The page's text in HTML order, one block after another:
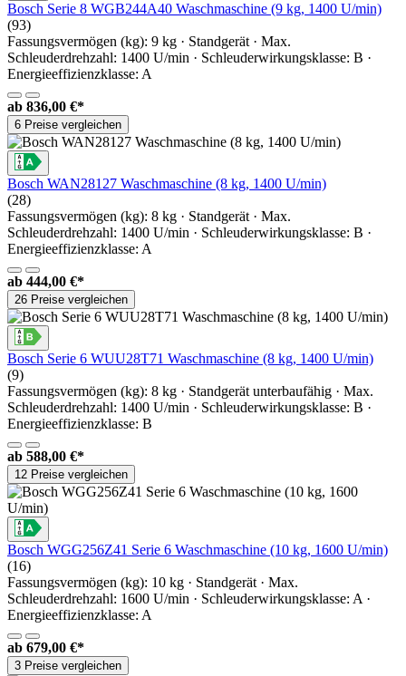
Bosch Serie 8 WGB244A40 Waschmaschine (9 kg, 1400 U/min)
(93)
Fassungsvermögen (kg): 9 kg · Standgerät · Max.
Schleuderdrehzahl: 1400 U/min · Schleuderwirkungsklasse: B ·
Energieeffizienzklasse: A
ab 836,00 €*
6 Preise vergleichen
Bosch WAN28127 Waschmaschine (8 kg, 1400 U/min)
(28)
Fassungsvermögen (kg): 8 kg · Standgerät · Max.
Schleuderdrehzahl: 1400 U/min · Schleuderwirkungsklasse: B ·
Energieeffizienzklasse: A
ab 444,00 €*
26 Preise vergleichen
Bosch Serie 6 WUU28T71 Waschmaschine (8 kg, 1400 U/min)
(9)
Fassungsvermögen (kg): 8 kg · Standgerät unterbaufähig · Max.
Schleuderdrehzahl: 1400 U/min · Schleuderwirkungsklasse: B ·
Energieeffizienzklasse: B
ab 588,00 €*
12 Preise vergleichen
Bosch WGG256Z41 Serie 6 Waschmaschine (10 kg, 1600 U/min)
(16)
Fassungsvermögen (kg): 10 kg · Standgerät · Max.
Schleuderdrehzahl: 1600 U/min · Schleuderwirkungsklasse: A ·
Energieeffizienzklasse: A
ab 679,00 €*
3 Preise vergleichen